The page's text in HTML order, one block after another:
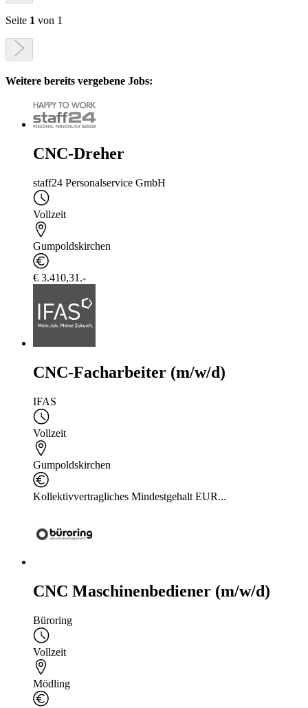
Seite 1 von 1
Weitere bereits vergebene Jobs:
CNC-Dreher
staff24 Personalservice GmbH
Vollzeit
Gumpoldskirchen
€ 3.410,31.-
CNC-Facharbeiter (m/w/d)
IFAS
Vollzeit
Gumpoldskirchen
Kollektivvertragliches Mindestgehalt EUR...
CNC Maschinenbediener (m/w/d)
Büroring
Vollzeit
Mödling